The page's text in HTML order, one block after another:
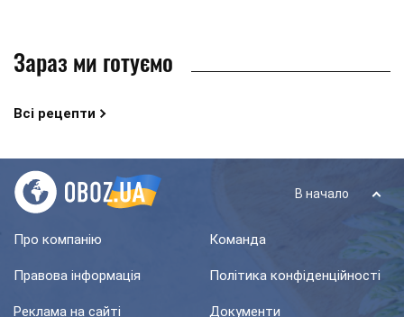
Зараз ми готуємо
Всі рецепти
В начало
Про компанію Команда
Правова інформація Політика конфіденційності
Реклама на сайті Документи